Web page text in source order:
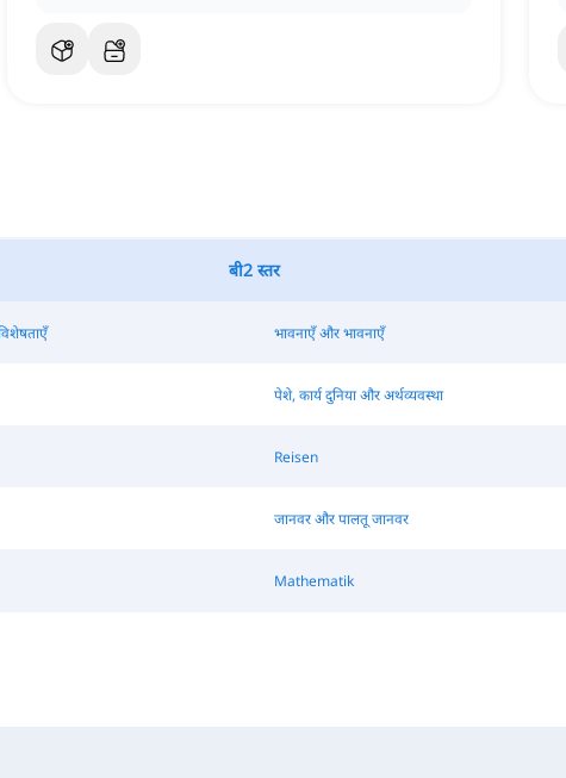
बी2 स्तर
भावनाएँ और भावनाएँ
पेशे, कार्य दुनिया और अर्थव्यवस्था
Reisen
जानवर और पालतू जानवर
Mathematik